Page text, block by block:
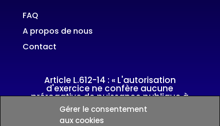
Gérer le consentement
aux cookies
FAQ
A propos de nous
Contact
Article L.612-14 : « L'autorisation
d'exercice ne confère aucune
prérogative de puissance publique à
l'entreprise ou aux personnes qui en
bénéficient »